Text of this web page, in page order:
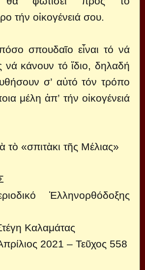
τήν οἰκογένειά σου.
σπουδαῖο εἶναι τό νά
νά κάνουν τό ἴδιο, δηλαδή
σ’ αὐτό τόν τρόπο
μέλη ἀπ’ τήν οἰκογένειά
τὸ «σπιτὰκι τῆς Μέλιας»
Ἑλληνορθόδοξης
Καλαμάτας
­2021 –­ Τεῦχος­ 558